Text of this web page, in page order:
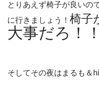
とりあえず椅子が良いの
に行きましょう！ 椅子
大事だろ！！
そしてその夜はまるも＆